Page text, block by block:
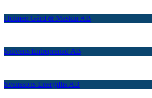
Holmen Gård & Maskin AB
Sällvens Entreprenad AB
Svenssons Energiflis AB